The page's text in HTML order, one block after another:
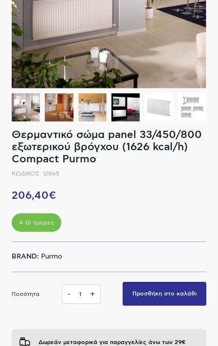
ΔΙΑΚΟΠΤΙΚΟ ΥΛΙΚΟ
ΕΞΟΠΛΙΣΜΟΣ ΘΕΡΜΑΝΣΗΣ
ΗΛΕΚΤΡΙΚΗ ΘΕΡΜΑΝΣΗ
ΦΙΛΤΡΑ ΜΠΑΝΙΟΥ
ΚΑΝΑΤΕΣ-ΠΑΓΟΥΡΙΑ ΦΙΛΤΡΟΥ
ΚΑΘΡΕΠΤΕΣ
ΚΑΜΠΙΝΕΣ
ΑΞΕΣΟΥΑΡ
ΜΠΑΤΑΡΙΕΣ ΜΠΑΝΙΟΥ
ΣΤΗΛΕΣ - ΥΔΡΟΜΑΣΑΖ
ΚΑΖΑΝΑΚΙΑ
ΚΑΝΑΛΙΑ ΝΤΟΥΖΙΕΡΑΣ
ΕΞΑΡΤΗΜΑΤΑ ΝΤΟΥΣ
Α.Μ.Ε.Α
Θερμαντικό σώμα panel 33/450/800
εξωτερικού βρόγχου (1626 kcal/h)
Compact Purmo
ΚΩΔΙΚΟΣ: 12865
206,40€
4-10 ημέρες
BRAND: Purmo
Ποσότητα - + Προσθήκη στο καλάθι
Δωρεάν μεταφορικά για παραγγελίες άνω των 29€